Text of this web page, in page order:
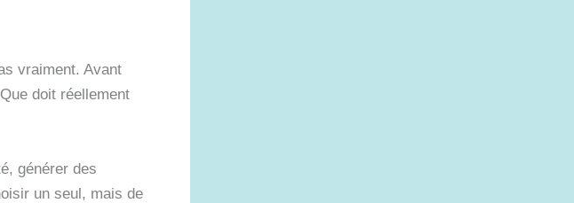
vraiment. Avant
doit réellement
générer des
un seul, mais de